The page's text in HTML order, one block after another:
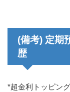
(備考) 定期
歴
*超金利トッピン